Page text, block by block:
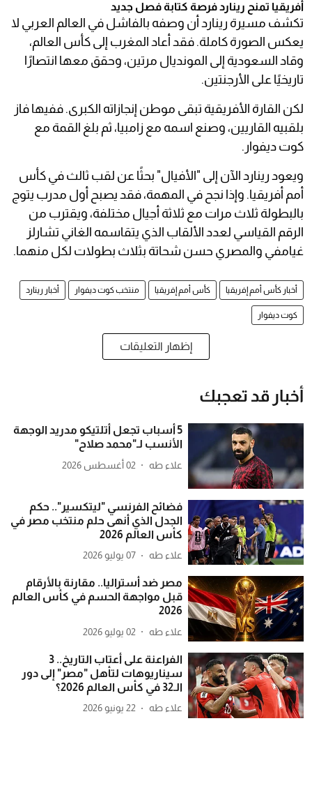
أفريقيا تمنح رينارد فرصة كتابة فصل جديد
تكشف مسيرة رينارد أن وصفه بالفاشل في العالم العربي لا
يعكس الصورة كاملة. فقد أعاد المغرب إلى كأس العالم،
وقاد السعودية إلى المونديال مرتين، وحقق معها انتصارًا
تاريخيًا على الأرجنتين.
لكن القارة الأفريقية تبقى موطن إنجازاته الكبرى. ففيها فاز
بلقبيه القاريين، وصنع اسمه مع زامبيا، ثم بلغ القمة مع
كوت ديفوار.
ويعود رينارد الآن إلى "الأفيال" بحثًا عن لقب ثالث في كأس
أمم أفريقيا. وإذا نجح في المهمة، فقد يصبح أول مدرب يتوج
بالبطولة ثلاث مرات مع ثلاثة أجيال مختلفة، ويقترب من
الرقم القياسي لعدد الألقاب الذي يتقاسمه الغاني تشارلز
غيامفي والمصري حسن شحاتة بثلاث بطولات لكل منهما.
أخبار كأس أمم إفريقيا كأس أمم إفريقيا منتخب كوت ديفوار أخبار رينارد
كوت ديفوار
إظهار التعليقات
أخبار قد تعجبك
5 أسباب تجعل أتلتيكو مدريد الوجهة
الأنسب لـ"محمد صلاح"
علاء طه 02 أغسطس 2026
فضائح الفرنسي "ليتكسير".. حكم
الجدل الذي أنهى حلم منتخب مصر في
كأس العالم 2026
علاء طه 07 يوليو 2026
مصر ضد أستراليا.. مقارنة بالأرقام
قبل مواجهة الحسم في كأس العالم
2026
علاء طه 02 يوليو 2026
الفراعنة على أعتاب التاريخ.. 3
سيناريوهات لتأهل "مصر" إلى دور
الـ32 في كأس العالم 2026؟
علاء طه 22 يونيو 2026